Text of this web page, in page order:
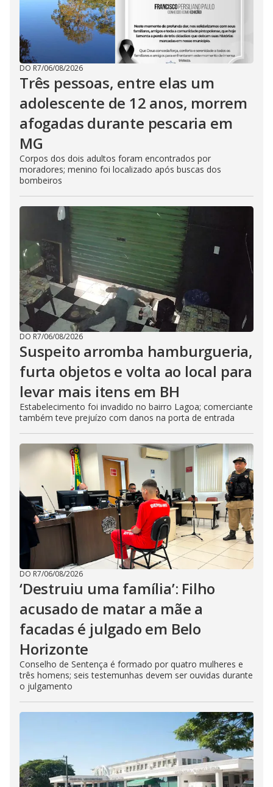
DO R7/06/08/2026
Três pessoas, entre elas um
adolescente de 12 anos, morrem
afogadas durante pescaria em
MG
Corpos dos dois adultos foram encontrados por
moradores; menino foi localizado após buscas dos
bombeiros
DO R7/06/08/2026
Suspeito arromba hamburgueria,
furta objetos e volta ao local para
levar mais itens em BH
Estabelecimento foi invadido no bairro Lagoa; comerciante
também teve prejuízo com danos na porta de entrada
DO R7/06/08/2026
‘Destruiu uma família’: Filho
acusado de matar a mãe a
facadas é julgado em Belo
Horizonte
Conselho de Sentença é formado por quatro mulheres e
três homens; seis testemunhas devem ser ouvidas durante
o julgamento